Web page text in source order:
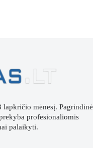
mėnesį. Pagrindinė
profesionaliomis
palaikyti.